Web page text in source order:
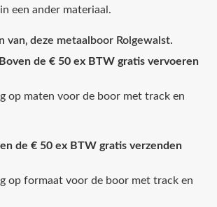
een ander materiaal.
van‚ deze metaalboor Rolgewalst.
de € 50 ex BTW gratis vervoeren
op maten voor de boor met track en
de € 50 ex BTW gratis verzenden
op formaat voor de boor met track en